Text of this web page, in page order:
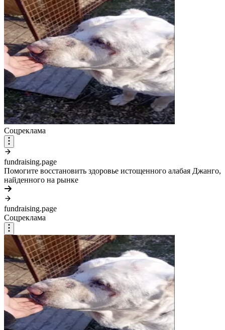
Соцреклама
fundraising.page
Помогите восстановить здоровье истощенного алабая Джанго,
найденного на рынке
fundraising.page
Соцреклама